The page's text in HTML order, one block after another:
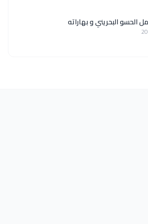
الحسو البحريني و بهاراته